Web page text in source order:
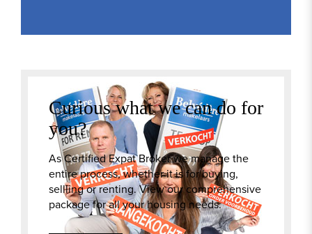
Curious what we can do for
you?
As Certified Expat Broker we manage the
entire process, whether it is for buying,
sellling or renting. View our comprehensive
package for all your housing needs.